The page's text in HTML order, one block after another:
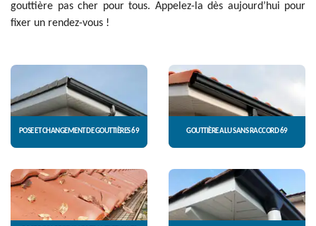
gouttière pas cher pour tous. Appelez-la dès aujourd’hui pour
fixer un rendez-vous !
POSE ET CHANGEMENT DE GOUTTIÈRES 69 GOUTTIÈRE ALU SANS RACCORD 69